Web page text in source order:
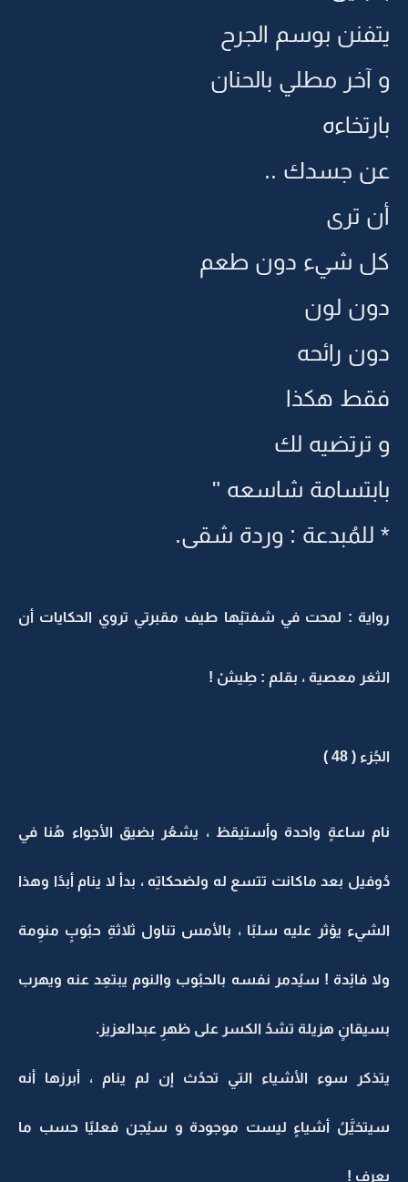
يتفنن بوسم الجرح
و آخر مطلي بالحنان
بارتخاءه
عن جسدك ..
أن ترى
كل شيء دون طعم
دون لون
دون رائحه
فقط هكذا
و ترتضيه لك
بابتسامة شاسعه "
* للمُبدعة : وردة شقى.
رواية : لمحت في شفتيْها طيف مقبرتي تروي الحكايات أن
الثغر معصية ، بقلم : طِيشْ !
الجُزء ( 48 )
نام ساعةٍ واحدة وأستيقظ ، يشعُر بضيق الأجواء هُنا في
دُوفيل بعد ماكانت تتسع له ولضحكاتِه ، بدأ لا ينام أبدًا وهذا
الشيء يؤثر عليه سلبًا ، بالأمس تناول ثلاثةِ حبُوبٍ منوِمة
ولا فائِدة ! سيُدمر نفسه بالحبُوب والنوم يبتعِد عنه ويهرب
بسيقانٍ هزيلة تشدُ الكسر على ظهرِ عبدالعزيز.
يتذكر سوء الأشياء التي تحدُث إن لم ينام ، أبرزها أنه
سيتخيَّلُ أشياءٍ ليست موجودة و سيُجن فعليًا حسب ما
يعرف !